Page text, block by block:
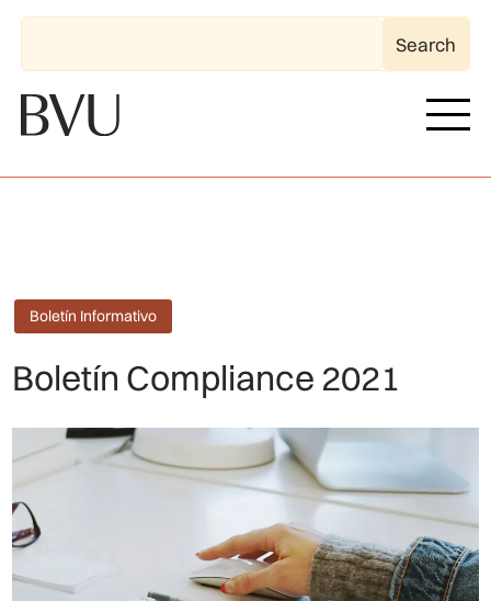
Boletín Informativo
Boletín Compliance 2021